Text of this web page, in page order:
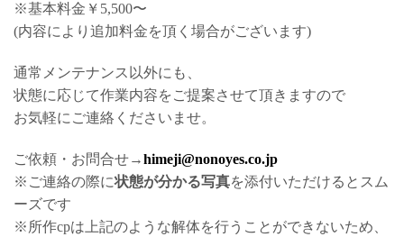
※基本料金￥5,500〜
(内容により追加料金を頂く場合がございます)
通常メンテナンス以外にも、
状態に応じて作業内容をご提案させて頂きますので
お気軽にご連絡くださいませ。
ご依頼・お問合せ→himeji@nonoyes.co.jp
※ご連絡の際に状態が分かる写真を添付いただけるとスム
ーズです
※所作cpは上記のような解体を行うことができないため、